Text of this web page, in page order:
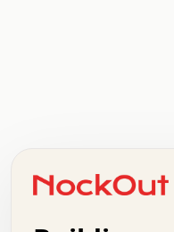
+   .   .   .   .